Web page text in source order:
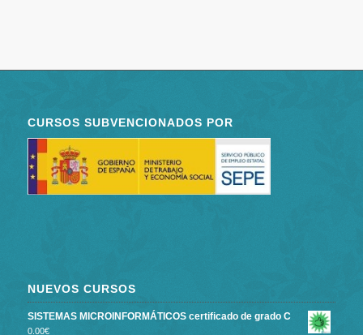
CURSOS SUBVENCIONADOS POR
NUEVOS CURSOS
SISTEMAS MICROINFORMÁTICOS certificado de grado C
0.00€